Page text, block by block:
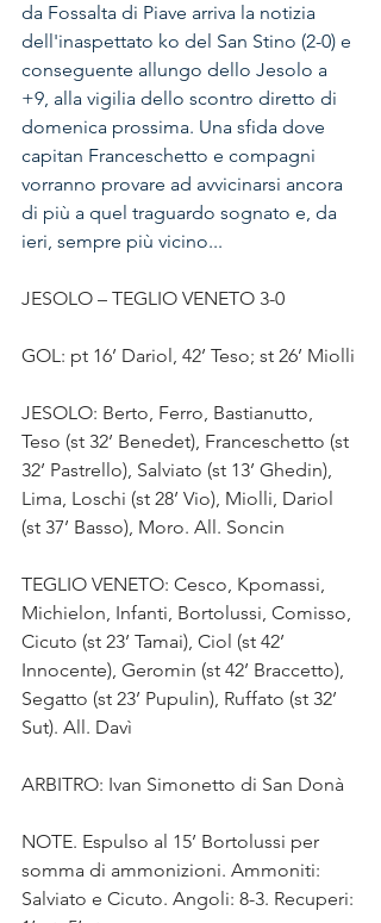
da Fossalta di Piave arriva la notizia
dell'inaspettato ko del San Stino (2-0) e
conseguente allungo dello Jesolo a
+9, alla vigilia dello scontro diretto di
domenica prossima. Una sfida dove
capitan Franceschetto e compagni
vorranno provare ad avvicinarsi ancora
di più a quel traguardo sognato e, da
ieri, sempre più vicino...
JESOLO – TEGLIO VENETO 3-0
GOL: pt 16’ Dariol, 42’ Teso; st 26’ Miolli
JESOLO: Berto, Ferro, Bastianutto,
Teso (st 32’ Benedet), Franceschetto (st
32’ Pastrello), Salviato (st 13’ Ghedin),
Lima, Loschi (st 28’ Vio), Miolli, Dariol
(st 37’ Basso), Moro. All. Soncin
TEGLIO VENETO: Cesco, Kpomassi,
Michielon, Infanti, Bortolussi, Comisso,
Cicuto (st 23’ Tamai), Ciol (st 42’
Innocente), Geromin (st 42’ Braccetto),
Segatto (st 23’ Pupulin), Ruffato (st 32’
Sut). All. Davì
ARBITRO: Ivan Simonetto di San Donà
NOTE. Espulso al 15’ Bortolussi per
somma di ammonizioni. Ammoniti:
Salviato e Cicuto. Angoli: 8-3. Recuperi: